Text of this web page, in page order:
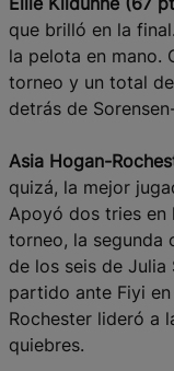
que brilló en la
la pelota en mano.
torneo y un total
detrás de
Asia Hogan-
quizá, la mejor
Apoyó dos tries en
torneo, la segunda
de los seis de
partido ante Fiyi
Rochester lideró a
quiebres.